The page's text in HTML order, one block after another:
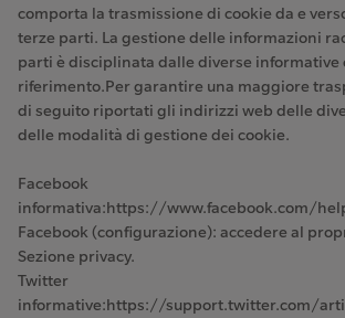
comporta la trasmissione di cookie da e
terze parti. La gestione delle informazioni
parti è disciplinata dalle diverse informative
riferimento.Per garantire una maggiore
di seguito riportati gli indirizzi web delle
delle modalità di gestione dei cookie.
Facebook
informativa:https://www.facebook.com/
Facebook (configurazione): accedere al
Sezione privacy.
Twitter
informative:https://support.twitter.com/